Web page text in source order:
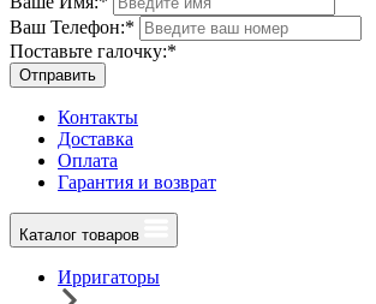
Ваш Телефон:*
Поставьте галочку:*
Отправить
Контакты
Доставка
Оплата
Гарантия и возврат
Каталог товаров
Ирригаторы